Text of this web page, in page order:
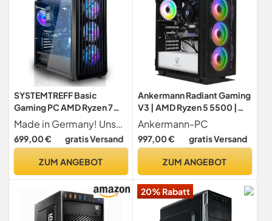
SYSTEMTREFF Basic
Gaming PC AMD Ryzen 7
5700G 8x4.6GHz | Radeon
RX Vega 8 4K HDMI DX12 |
1TB M.2 NVMe | 32GB DDR4
Desktop Computer
Made in Germany! Unser Gaming-PC für Einsteiger ist der perfekte Startpunkt für alle, die in die Welt der Videospiele eintauchen möchten. Dieses Modell, zusammengestellt von unserem erfahrenen IT-Team, eignet sich ideal für das Spielen von Einsteiger- und Casual-Spielen. Mit Windows 11 Pro vorinstalliert, sind Sie sofort bereit für Ihre ersten Gaming-Erfahrungen.
699,00 € gratis Versand
ZUM ANGEBOT
Ankermann Radiant Gaming
V3 | AMD Ryzen 5 5500 |
Nvidia GeForce RTX 5060 Ti
8GB | 16GB RAM | 1TB NVMe
SSD | Windows 11 | WLAN |
Ankermann-PC
997,00 € gratis Versand
ZUM ANGEBOT
20% Rabatt